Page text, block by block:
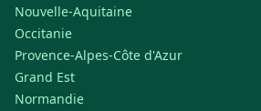
Nouvelle-Aquitaine
Occitanie
Provence-Alpes-Côte d'Azur
Grand Est
Normandie